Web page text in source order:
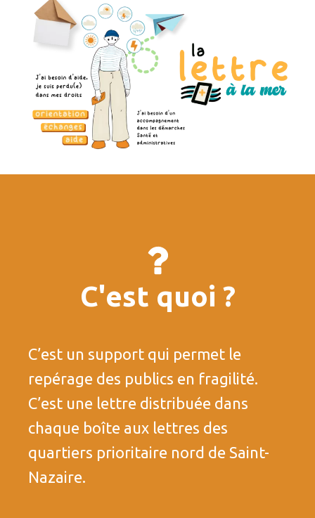
C'est quoi ?
C’est un support qui permet le
repérage des publics en fragilité.
C’est une lettre distribuée dans
chaque boîte aux lettres des
quartiers prioritaire nord de Saint-
Nazaire.